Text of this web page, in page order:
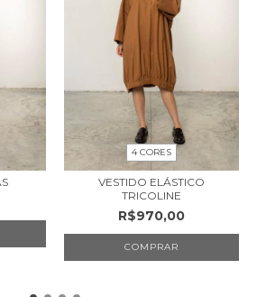
4 CORES
VESTIDO ELÁSTICO
TRICOLINE
R$970,00
COMPRAR